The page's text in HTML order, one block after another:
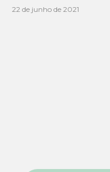
22 de junho de 2021